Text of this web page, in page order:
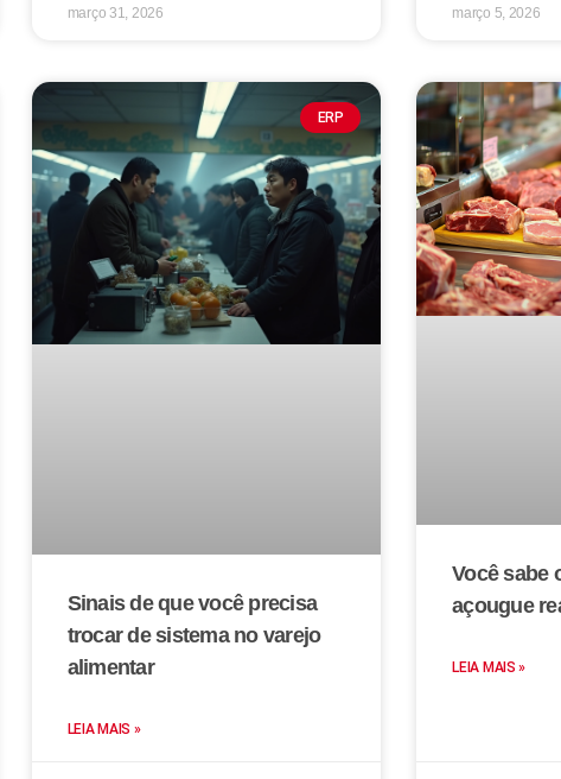
março 31, 2026 março 5, 2026
ERP
Sinais de que você precisa
trocar de sistema no varejo
alimentar
LEIA MAIS »
Você sabe
açougue
LEIA MAIS »